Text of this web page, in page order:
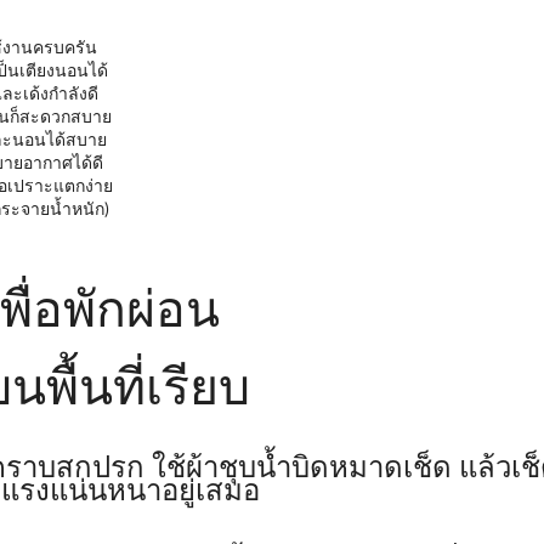
านครบครัน
นเตียงนอนได้
ะเด้งกำลังดี
ก็สะดวกสบาย
นอนได้สบาย
ยอากาศได้ดี
ปราะแตกง่าย
ะจายน้ำหนัก)
อพักผ่อน
พื้นที่เรียบ
บสกปรก ใช้ผ้าชุบน้ำบิดหมาดเช็ด แล้วเ
งแน่นหนาอยู่เสมอ